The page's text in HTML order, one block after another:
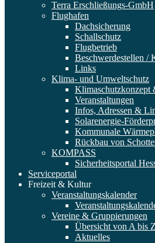
Terra Erschließungs-GmbH
Flughafen
Dachsicherung
Schallschutz
Flugbetrieb
Beschwerdestellen /
Links
Klima- und Umweltschutz
Veranstaltungen
Infos, Adressen &
Solarenergie-
Kommunale
Rückbau von
KOMPASS
Sicherheitsportal
Serviceportal
Freizeit & Kultur
Veranstaltungskalender
Vereine & Gruppierungen
Übersicht von A bis Z
Aktuelles